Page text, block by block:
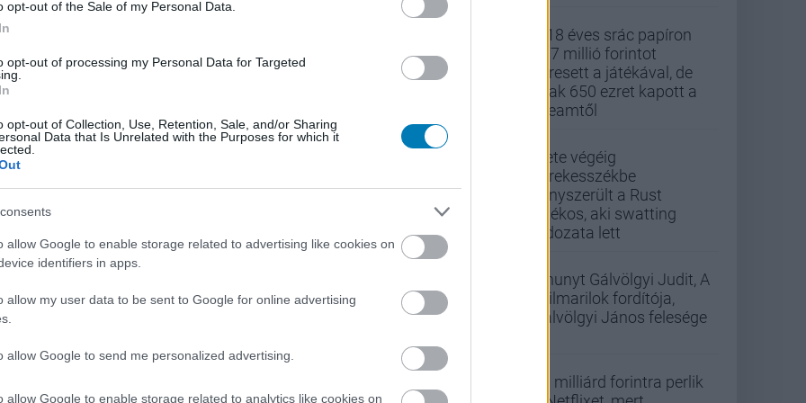
opt-out of the Sale of my Personal Data.
opt-out of processing my Personal Data for Targeted
opt-out of Collection, Use, Retention, Sale, and/or Sharing
Data that Is Unrelated with the Purposes for which it
allow Google to enable storage related to advertising like cookies on
identifiers in apps.
allow my user data to be sent to Google for online advertising
allow Google to send me personalized advertising.
allow Google to enable storage related to analytics like cookies on
lezárul egy korszak az FPS műfaj egyik
bug, ami a játékok része maradt
tíz olyan esetet, amikor egy hiba frusztráció helyett
emlékezetes, sőt, néha forradalmi dolgot alkotott.
újrakiadással, valamint friss
robbant be a QuakeCon
játékosok mellett azokra is gondolt a
modern Doom epizódokat nyüstölik.
a Quake III: Arena remaster
A 18 éves srác papíron
437 millió forintot
keresett a játékával, de
csak 650 ezret kapott a
Steamtől
Élete végéig
kerekesszékbe
kényszerült a Rust
játékos, aki swatting
áldozata lett
Elhunyt Gálvölgyi Judit, A
szilmarilok fordítója,
Gálvölgyi János felesége
33 milliárd forintra perlik